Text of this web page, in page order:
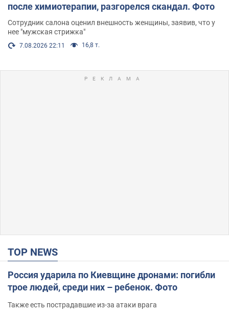
после химиотерапии, разгорелся скандал. Фото
Сотрудник салона оценил внешность женщины, заявив, что у
нее "мужская стрижка"
7.08.2026 22:11 16,8 т.
TOP NEWS
Россия ударила по Киевщине дронами: погибли
трое людей, среди них – ребенок. Фото
Также есть пострадавшие из-за атаки врага